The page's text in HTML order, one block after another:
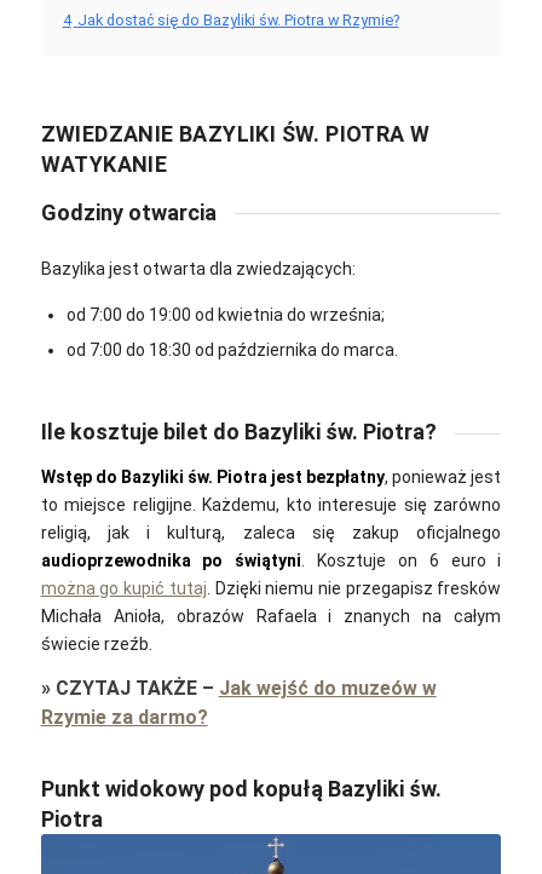
4 Jak dostać się do Bazyliki św. Piotra w Rzymie?
ZWIEDZANIE BAZYLIKI ŚW. PIOTRA W
WATYKANIE
Godziny otwarcia
Bazylika jest otwarta dla zwiedzających:
od 7:00 do 19:00 od kwietnia do września;
od 7:00 do 18:30 od października do marca.
Ile kosztuje bilet do Bazyliki św. Piotra?
Wstęp do Bazyliki św. Piotra jest bezpłatny, ponieważ jest
to miejsce religijne. Każdemu, kto interesuje się zarówno
religią, jak i kulturą, zaleca się zakup oficjalnego
audioprzewodnika po świątyni . Kosztuje on 6 euro i
można go kupić tutaj . Dzięki niemu nie przegapisz fresków
Michała Anioła, obrazów Rafaela i znanych na całym
świecie rzeźb.
» CZYTAJ TAKŻE– Jak wejść do muzeów w
Rzymie za darmo?
Punkt widokowy pod kopułą Bazyliki św.
Piotra